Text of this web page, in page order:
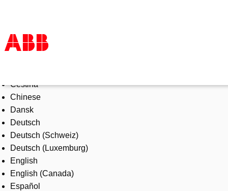
Products & Solutions
Industries
Services
About us
Where to buy
Contact us
Careers
Čeština
Chinese
Dansk
Deutsch
Deutsch (Schweiz)
Deutsch (Luxemburg)
English
English (Canada)
Español